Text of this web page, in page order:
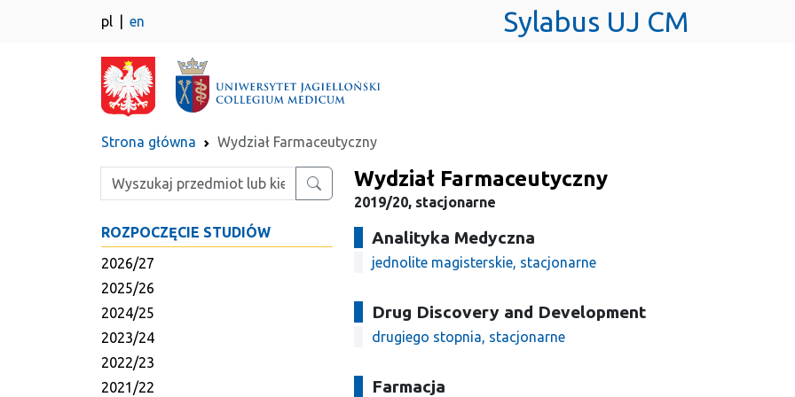
pl en Sylabus UJ CM
Strona główna Wydział Farmaceutyczny
Wpisz szukaną frazę
ROZPOCZĘCIE STUDIÓW
2026/27
2025/26
2024/25
2023/24
2022/23
2021/22
Wydział Farmaceutyczny
2019/20, stacjonarne
Analityka Medyczna
jednolite magisterskie, stacjonarne
Drug Discovery and Development
drugiego stopnia, stacjonarne
Farmacja